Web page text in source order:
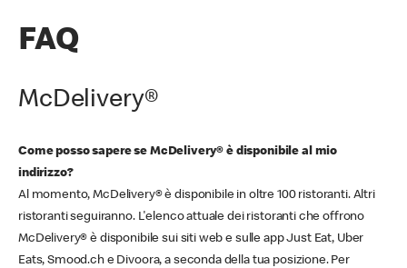
FAQ
McDelivery®
Come posso sapere se McDelivery® è disponibile al mio
indirizzo?
Al momento, McDelivery® è disponibile in oltre 100 ristoranti. Altri
ristoranti seguiranno. L'elenco attuale dei ristoranti che offrono
McDelivery® è disponibile sui siti web e sulle app Just Eat, Uber
Eats, Smood.ch e Divoora, a seconda della tua posizione. Per